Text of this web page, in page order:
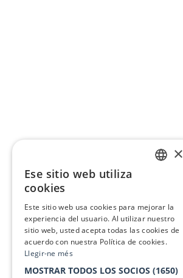
×
Ese sitio web utiliza
cookies
Este sitio web usa cookies para mejorar la
experiencia del usuario. Al utilizar nuestro
sitio web, usted acepta todas las cookies de
acuerdo con nuestra Política de cookies.
Llegir-ne més
MOSTRAR TODOS LOS SOCIOS (1650)